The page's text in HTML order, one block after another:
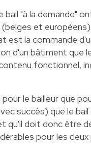
"à la demande"
et
est la commande
d'un bâtiment que
fonctionnel,
le bailleur que
succès) que le
qu'il doit donc être
pour les deux